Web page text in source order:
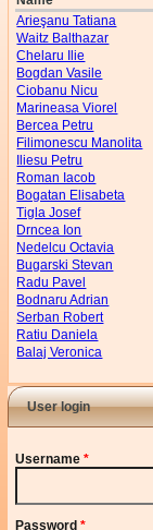
Arieşanu Tatiana
Waitz Balthazar
Chelaru Ilie
Bogdan Vasile
Ciobanu Nicu
Marineasa Viorel
Bercea Petru
Filimonescu Manolita
Iliesu Petru
Roman Iacob
Bogatan Elisabeta
Tigla Josef
Drncea Ion
Nedelcu Octavia
Bugarski Stevan
Radu Pavel
Bodnaru Adrian
Serban Robert
Ratiu Daniela
Balaj Veronica
User login
Username*
Password*